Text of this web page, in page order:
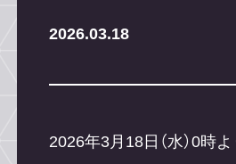
2026.03.18
2026年3月18日（水）0時